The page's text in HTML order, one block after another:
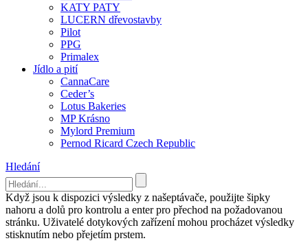
KATY PATY
LUCERN dřevostavby
Pilot
PPG
Primalex
Jídlo a pití
CannaCare
Ceder’s
Lotus Bakeries
MP Krásno
Mylord Premium
Pernod Ricard Czech Republic
Hledání
Když jsou k dispozici výsledky z našeptávače, použijte šipky
nahoru a dolů pro kontrolu a enter pro přechod na požadovanou
stránku. Uživatelé dotykových zařízení mohou procházet výsledky
stisknutím nebo přejetím prstem.